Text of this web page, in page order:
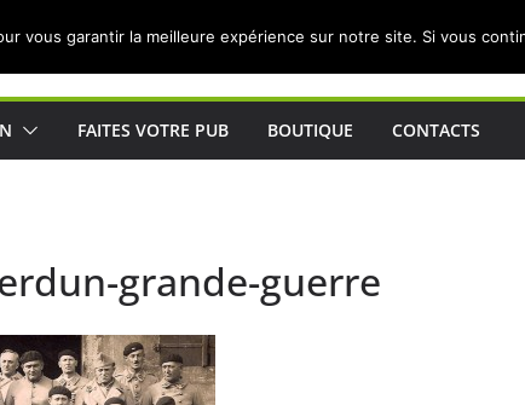
pour les Lorrains
FAITES VOTRE PUB BOUTIQUE CONTACTS
grande-guerre
vous garantir la meilleure expérience sur notre site. Si vous